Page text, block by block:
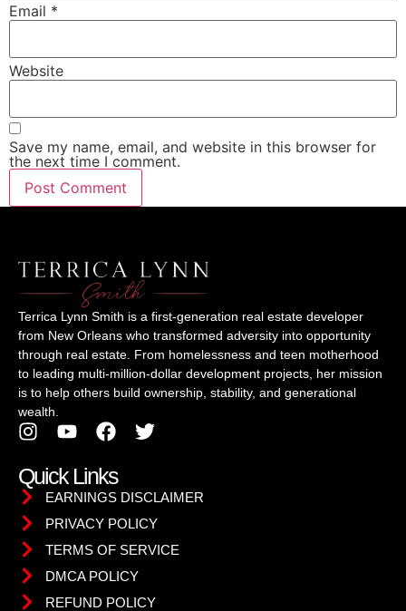
Email *
Website
Save my name, email, and website in this browser for
the next time I comment.
Terrica Lynn Smith is a first-generation real estate developer
from New Orleans who transformed adversity into opportunity
through real estate. From homelessness and teen motherhood
to leading multi-million-dollar development projects, her mission
is to help others build ownership, stability, and generational
wealth.
Quick Links
EARNINGS DISCLAIMER
PRIVACY POLICY
TERMS OF SERVICE
DMCA POLICY
REFUND POLICY